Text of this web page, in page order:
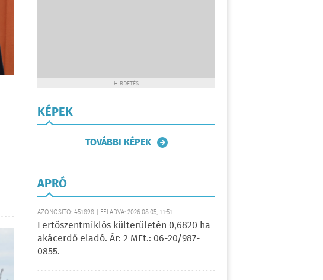
HIRDETÉS
KÉPEK
TOVÁBBI KÉPEK
APRÓ
AZONOSÍTÓ: 451898 | FELADVA: 2026.08.05, 11:51
Fertőszentmiklós külterületén 0,6820 ha
akácerdő eladó. Ár: 2 MFt.: 06-20/987-
0855.